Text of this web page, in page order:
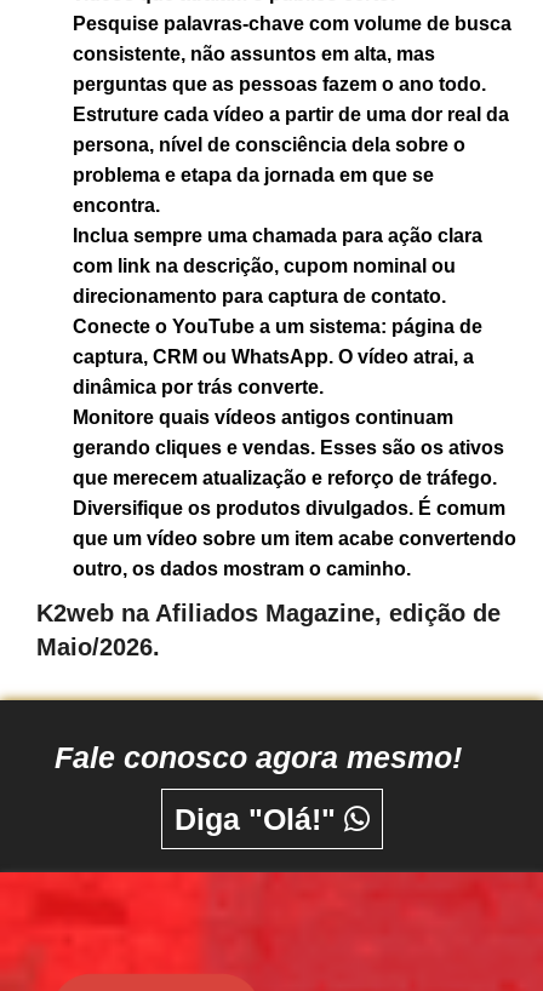
Pesquise palavras-chave com volume de busca
consistente, não assuntos em alta, mas
perguntas que as pessoas fazem o ano todo.
Estruture cada vídeo a partir de uma dor real da
persona, nível de consciência dela sobre o
problema e etapa da jornada em que se
encontra.
Inclua sempre uma chamada para ação clara
com link na descrição, cupom nominal ou
direcionamento para captura de contato.
Conecte o YouTube a um sistema: página de
captura, CRM ou WhatsApp. O vídeo atrai, a
dinâmica por trás converte.
Monitore quais vídeos antigos continuam
gerando cliques e vendas. Esses são os ativos
que merecem atualização e reforço de tráfego.
Diversifique os produtos divulgados. É comum
que um vídeo sobre um item acabe convertendo
outro, os dados mostram o caminho.
K2web na Afiliados Magazine, edição de
Maio/2026.
Fale conosco agora mesmo!
Diga "Olá!"